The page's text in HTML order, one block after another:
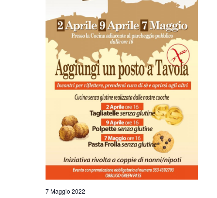
7 Maggio 2022